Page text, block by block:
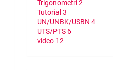
Trigonometri2
Tutorial 3
UN/UNBK/USBN 4
UTS/PTS 6
video 12